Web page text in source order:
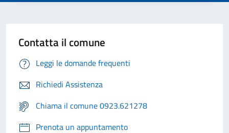
Contatta il comune
Leggi le domande frequenti
Richiedi Assistenza
Chiama il comune 0923.621278
Prenota un appuntamento